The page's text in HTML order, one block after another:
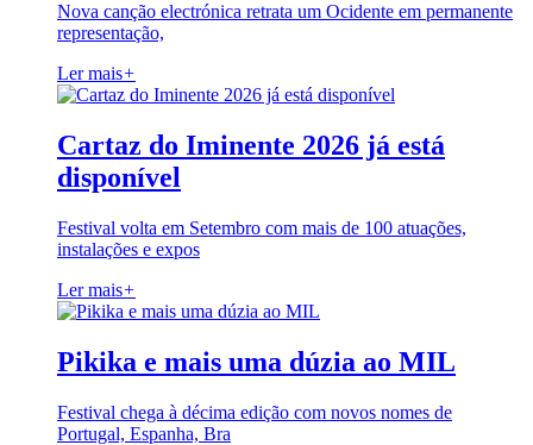
Nova canção electrónica retrata um Ocidente em permanente
representação,
Ler mais+
Cartaz do Iminente 2026 já está
disponível
Festival volta em Setembro com mais de 100 atuações,
instalações e expos
Ler mais+
Pikika e mais uma dúzia ao MIL
Festival chega à décima edição com novos nomes de
Portugal, Espanha, Bra